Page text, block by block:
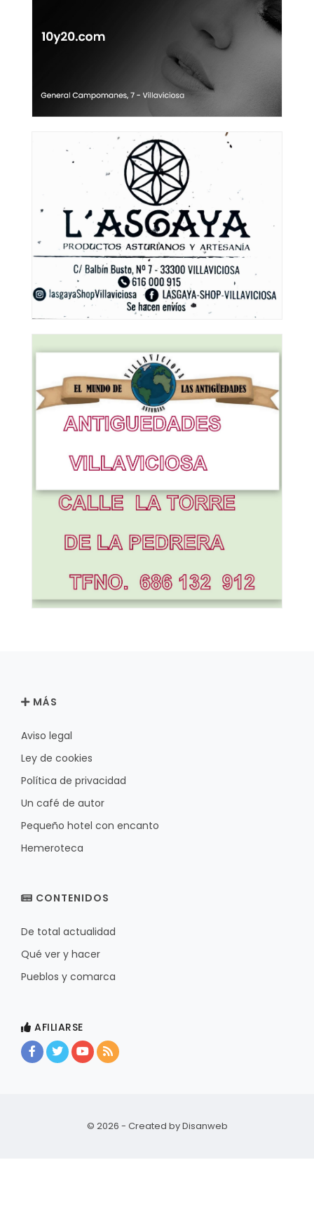
MÁS
Aviso legal
Ley de cookies
Política de privacidad
Un café de autor
Pequeño hotel con encanto
Hemeroteca
CONTENIDOS
De total actualidad
Qué ver y hacer
Pueblos y comarca
AFILIARSE
© 2026 - Created byDisanweb